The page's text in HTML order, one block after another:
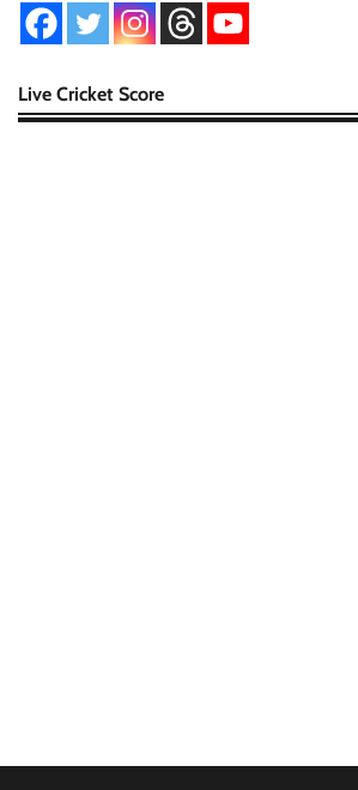
Live Cricket Score